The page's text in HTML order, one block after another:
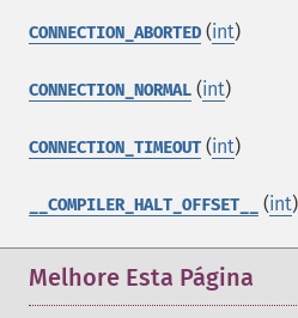
CONNECTION_ABORTED (int)
CONNECTION_NORMAL (int)
CONNECTION_TIMEOUT (int)
__COMPILER_HALT_OFFSET__ (int)
Melhore Esta Página